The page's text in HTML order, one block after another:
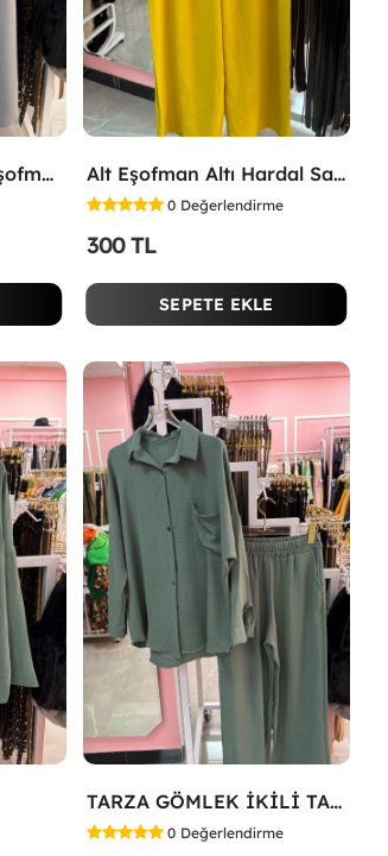
Yırtmaç Detaylı Alt Eşofman Altı Gri Alt Eşofman Altı Hardal Sarısı
0 Değerlendirme
300 TL
SEPETE EKLE
TARZA GÖMLEK İKİLİ TAKIM KOT KUMAŞ Yeşil
0 Değerlendirme